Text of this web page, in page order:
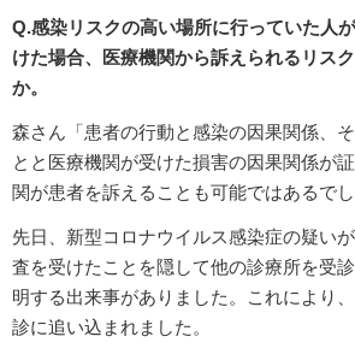
Q.感染リスクの高い場所に行っていた人
けた場合、医療機関から訴えられるリス
か。
森さん「患者の行動と感染の因果関係、
とと医療機関が受けた損害の因果関係が
関が患者を訴えることも可能ではあるでし
先日、新型コロナウイルス感染症の疑い
査を受けたことを隠して他の診療所を受
明する出来事がありました。これにより
診に追い込まれました。